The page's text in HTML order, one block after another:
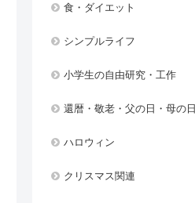
食・ダイエット
シンプルライフ
小学生の自由研究・工作
還暦・敬老・父の日・母の日
ハロウィン
クリスマス関連